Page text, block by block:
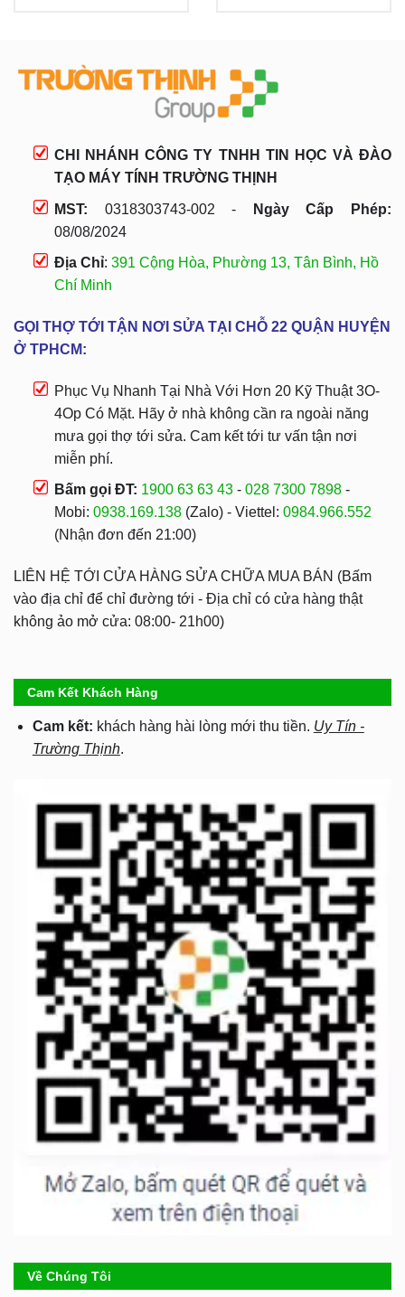
CHI NHÁNH CÔNG TY TNHH TIN HỌC VÀ ĐÀO
TẠO MÁY TÍNH TRƯỜNG THỊNH
MST: 0318303743-002 -
Ngày Cấp Phép:
08/08/2024
Địa Chỉ: 391 Cộng Hòa, Phường 13, Tân Bình, Hồ
Chí Minh
GỌI THỢ TỚI TẬN NƠI SỬA TẠI CHỖ 22 QUẬN HUYỆN
Ở TPHCM:
Phục Vụ Nhanh Tại Nhà Với Hơn 20 Kỹ Thuật 3O-
4Op Có Mặt. Hãy ở nhà không cần ra ngoài năng
mưa gọi thợ tới sửa. Cam kết tới tư vấn tận nơi
miễn phí.
Bấm gọi ĐT: 1900 63 63 43 - 028 7300 7898 -
Mobi: 0938.169.138 (Zalo) - Viettel: 0984.966.552
(Nhận đơn đến 21:00)
LIÊN HỆ TỚI CỬA HÀNG SỬA CHỮA MUA BÁN (Bấm
vào địa chỉ để chỉ đường tới - Địa chỉ có cửa hàng thật
không ảo mở cửa: 08:00- 21h00)
Cam Kết Khách Hàng
Cam kết: khách hàng hài lòng mới thu tiền. Uy Tín -
Trường Thịnh.
Về Chúng Tôi